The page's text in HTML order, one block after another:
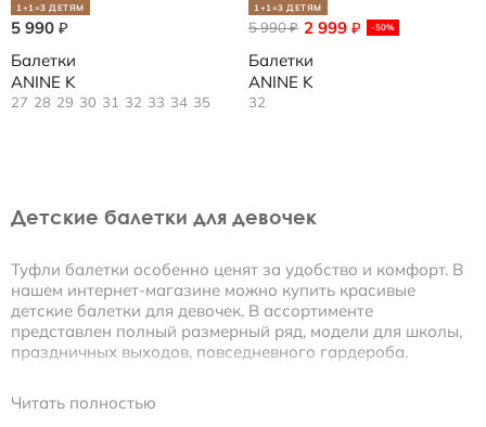
1+1=3 ДЕТЯМ
5 990 ₽
Балетки
ANINE K
27 28 29 30 31 32 33 34 35
1+1=3 ДЕТЯМ
2 999 ₽ -50%
5 990₽
Балетки
ANINE K
32
Детские балетки для девочек
Туфли балетки особенно ценят за удобство и комфорт. В
нашем интернет-магазине можно купить красивые
детские балетки для девочек. В ассортименте
представлен полный размерный ряд, модели для школы,
праздничных выходов, повседневного гардероба.
Почему стоит купить балетки для девочек в
интернет-магазине ECCO
Читать полностью